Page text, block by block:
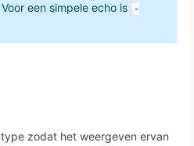
Voor een simpele echo is
-
zodat het weergeven ervan